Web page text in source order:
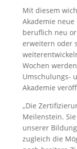
Mit diesem
Akademie
beruflich neu
erweitern oder
Wochen
Umschulungs-
Akademie
„Die
Meilenstein.
unserer
zugleich die